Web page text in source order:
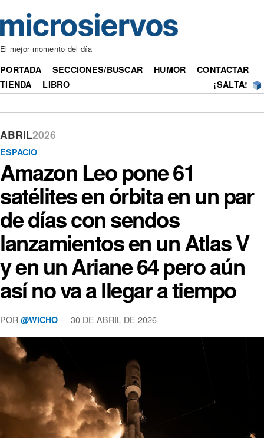
El mejor momento del día
PORTADA SECCIONES/BUSCAR HUMOR
CONTACTAR
TIENDA
LIBRO ¡SALTA!
ABRIL2026
ESPACIO
Amazon Leo pone 61
satélites en órbita en un par
de días con sendos
lanzamientos en un Atlas V
y en un Ariane 64 pero aún
así no va a llegar a tiempo
POR @WICHO — 30 DE ABRIL DE 2026